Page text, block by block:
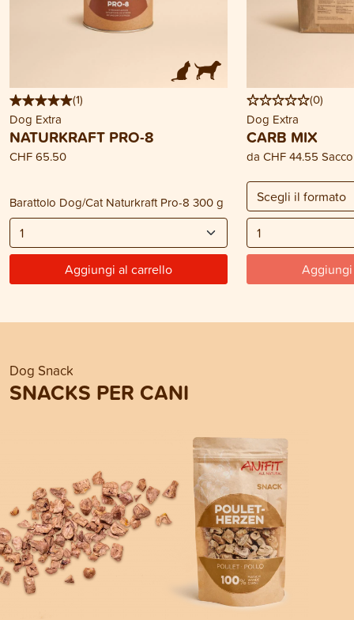
(1)
Dog Extra
NATURKRAFT PRO-8
CHF 65.50
Barattolo Dog/Cat Naturkraft Pro-8 300 g
Aggiungi al carrello
(0)
Dog Extra
CARB MIX
da CHF 44.55
Dog Snack
SNACKS PER CANI